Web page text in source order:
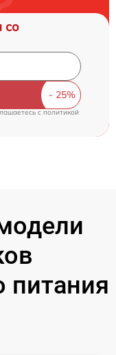
со
c политикой
питания